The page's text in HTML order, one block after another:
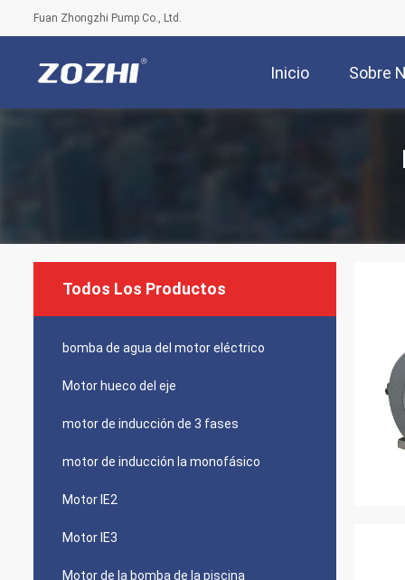
Fuan Zhongzhi Pump Co., Ltd.
Inicio Sobre
Todos Los Productos
bomba de agua del motor eléctrico
Motor hueco del eje
motor de inducción de 3 fases
motor de inducción la monofásico
Motor IE2
Motor IE3
Motor de la bomba de la piscina